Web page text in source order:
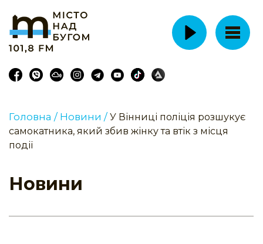
Головна / Новини / У Вінниці поліція розшукує
самокатника, який збив жінку та втік з місця
події
Новини